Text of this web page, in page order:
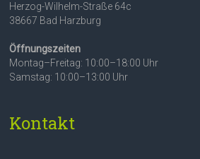
Herzog-Wilhelm-Straße 64c
38667 Bad Harzburg
Öffnungszeiten
Montag–Freitag: 10:00–18:00 Uhr
Samstag: 10:00–13:00 Uhr
Kontakt